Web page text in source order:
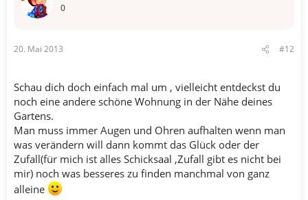
0
20. Mai 2013 #12
Schau dich doch einfach mal um , vielleicht entdeckst du
noch eine andere schöne Wohnung in der Nähe deines
Gartens.
Man muss immer Augen und Ohren aufhalten wenn man
was verändern will dann kommt das Glück oder der
Zufall(für mich ist alles Schicksaal ,Zufall gibt es nicht bei
mir) noch was besseres zu finden manchmal von ganz
alleine